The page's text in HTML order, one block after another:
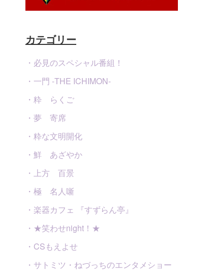
カテゴリー
・必見のスペシャル番組！
・一門 -THE ICHIMON-
・粋 らくご
・夢 寄席
・粋な文明開化
・鮮 あざやか
・上方 百景
・極 名人噺
・楽器カフェ 『すずらん亭』
・★笑わせnight！★
・CSもえよせ
・サトミツ・ねづっちのエンタメショー